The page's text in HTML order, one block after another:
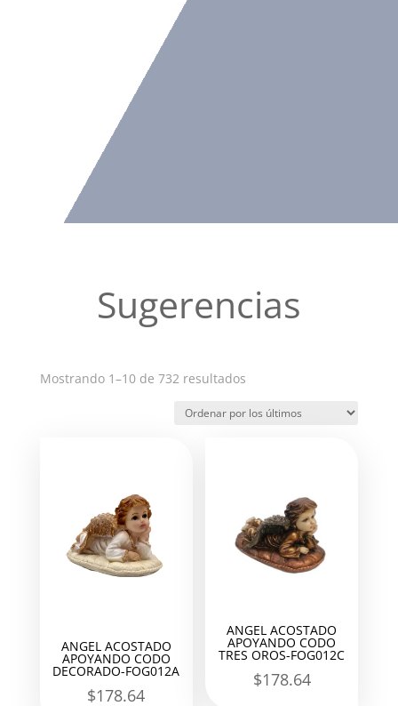
Sugerencias
Mostrando 1–10 de 732 resultadosOrdenado
los
ANGEL ACOSTADO
APOYANDO CODO
DECORADO-FOG012A
$178.64
ANGEL ACOSTADO
APOYANDO CODO
TRES OROS-FOG012C
$178.64